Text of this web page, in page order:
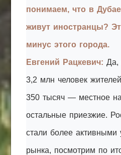
понимаем, что в
живут иностранцы?
минус этого города.
Евгений Рацкевич: Да,
3,2 млн человек
350 тысяч — местное
остальные приезжие.
стали более активными
рынка, посмотрим по